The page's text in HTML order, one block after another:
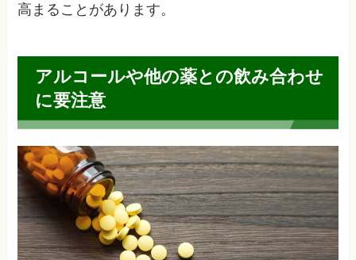
高まることがあります。
アルコールや他の薬との飲み合わせ
に要注意